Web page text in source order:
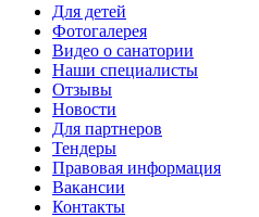
Для детей
Фотогалерея
Видео о санатории
Наши специалисты
Отзывы
Новости
Для партнеров
Тендеры
Правовая информация
Вакансии
Контакты